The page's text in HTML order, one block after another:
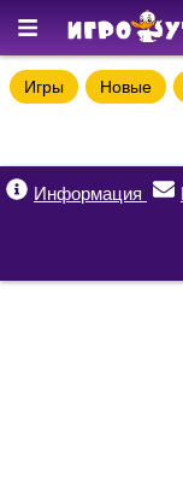
Игры Новые
Информация